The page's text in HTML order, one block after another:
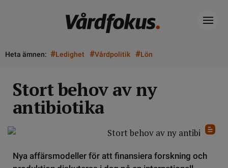
Heta ämnen: #Ledighet #Vårdpolitik #Lön
Stort behov av ny
antibiotika
Nya affärsmodeller för att finansiera forskning och